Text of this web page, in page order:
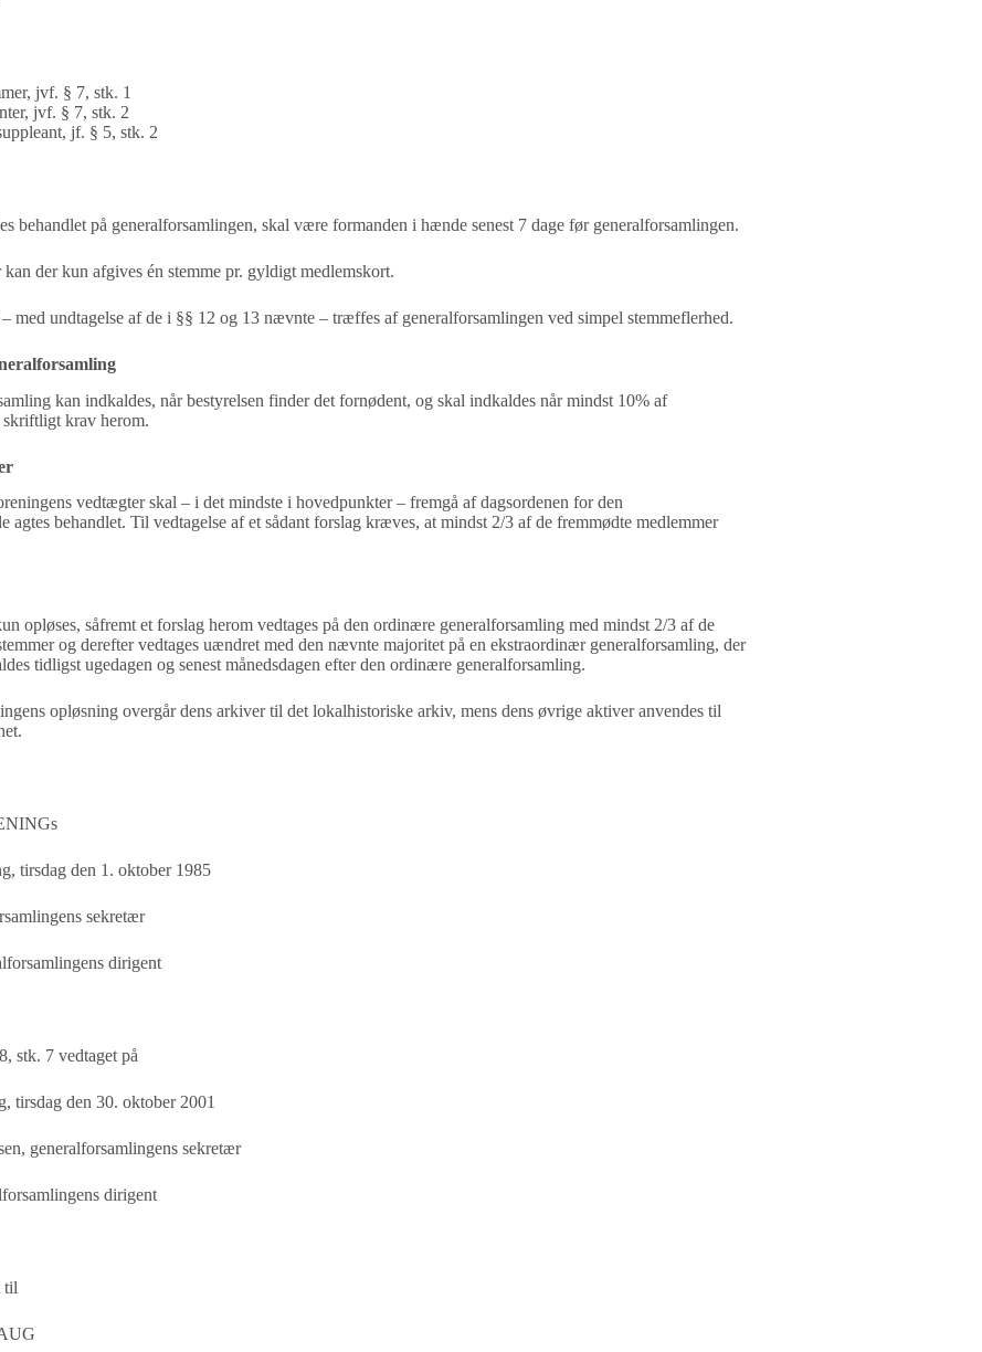
jvf. § 7, stk. 1
jvf. § 7, stk. 2
jf. § 5, stk. 2
behandlet på generalforsamlingen, skal være formanden i hænde senest 7 dage før generalforsamlingen.
kan der kun afgives én stemme pr. gyldigt medlemskort.
med undtagelse af de i §§ 12 og 13 nævnte – træffes af generalforsamlingen ved simpel stemmeflerhed.
kan indkaldes, når bestyrelsen finder det fornødent, og skal indkaldes når mindst 10% af
skriftligt krav herom.
vedtægter skal – i det mindste i hovedpunkter – fremgå af dagsordenen for den
agtes behandlet. Til vedtagelse af et sådant forslag kræves, at mindst 2/3 af de fremmødte medlemmer
opløses, såfremt et forslag herom vedtages på den ordinære generalforsamling med mindst 2/3 af de
og derefter vedtages uændret med den nævnte majoritet på en ekstraordinær generalforsamling, der
tidligst ugedagen og senest månedsdagen efter den ordinære generalforsamling.
opløsning overgår dens arkiver til det lokalhistoriske arkiv, mens dens øvrige aktiver anvendes til
tirsdag den 1. oktober 1985
sekretær
dirigent
stk. 7 vedtaget på
tirsdag den 30. oktober 2001
generalforsamlingens sekretær
dirigent
til